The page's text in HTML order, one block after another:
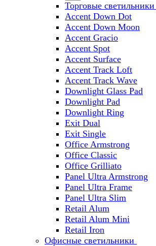
Торговые светильники
Accent Down Dot
Accent Down Moon
Accent Gracio
Accent Spot
Accent Surface
Accent Track Loft
Accent Track Wave
Downlight Glass Pad
Downlight Pad
Downlight Ring
Exit Dual
Exit Single
Office Armstrong
Office Classic
Office Grilliato
Panel Ultra Armstrong
Panel Ultra Frame
Panel Ultra Slim
Retail Alum
Retail Alum Mini
Retail Iron
Офисные светильники